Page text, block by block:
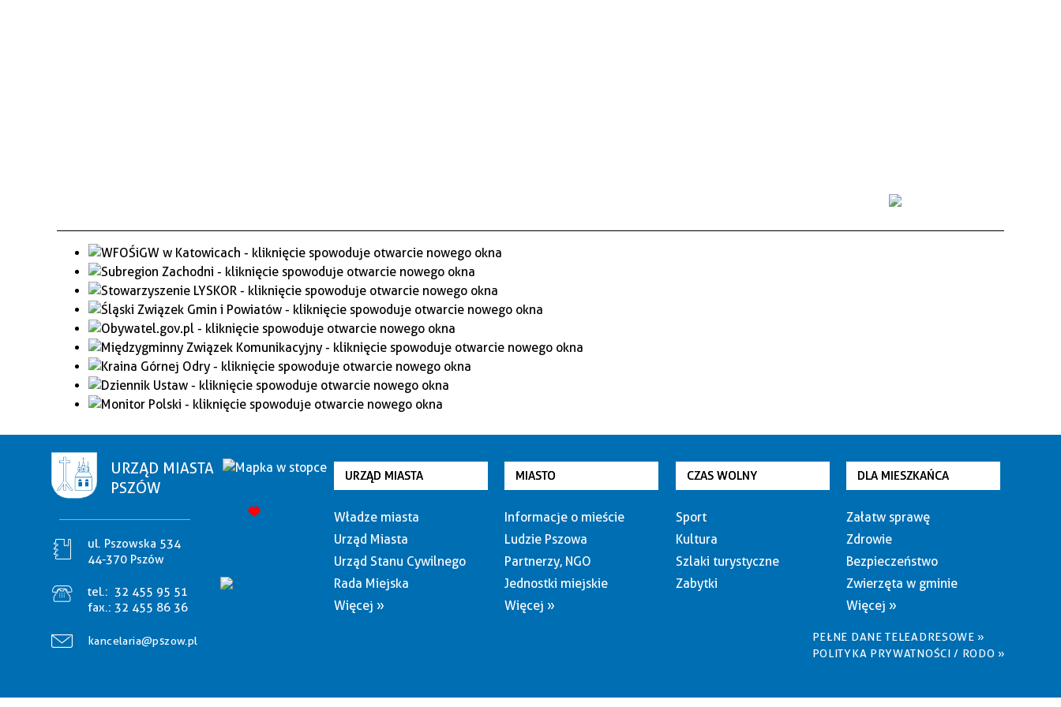
URZĄD MIASTA
PSZÓW
ul. Pszowska 534
44-370 Pszów
tel.: 32 455 95 51
fax.: 32 455 86 36
kancelaria@pszow.pl
URZĄD MIASTA
Władze miasta
Urząd Miasta
Urząd Stanu Cywilnego
Rada Miejska
Więcej »
MIASTO
Informacje o mieście
Ludzie Pszowa
Partnerzy, NGO
Jednostki miejskie
Więcej »
CZAS WOLNY
Sport
Kultura
Szlaki turystyczne
Zabytki
DLA MIESZKAŃCA
Załatw sprawę
Zdrowie
Bezpieczeństwo
Zwierzęta w gminie
Więcej »
PEŁNE DANE TELEADRESOWE »
POLITYKA PRYWATNOŚCI / RODO »